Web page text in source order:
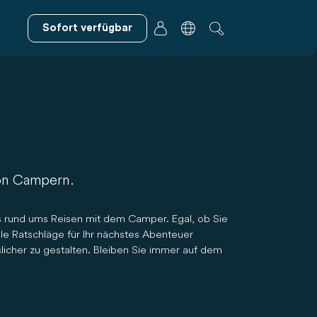
Sofort verfügbar
Campern.
ums Reisen mit dem Camper. Egal, ob Sie
Ratschläge für Ihr nächstes Abenteuer
zu gestalten. Bleiben Sie immer auf dem